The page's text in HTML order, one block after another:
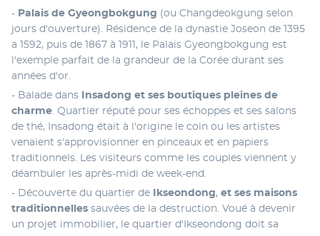
- Palais de Gyeongbokgung (ou Changdeokgung selon
jours d'ouverture). Résidence de la dynastie Joseon de 1395
a 1592, puis de 1867 à 1911, le Palais Gyeongbokgung est
l'exemple parfait de la grandeur de la Corée durant ses
années d'or.
- Balade dans
Insadong et ses boutiques pleines de
charme . Quartier réputé pour ses échoppes et ses salons
de thé, Insadong était à l'origine le coin ou les artistes
venaient s'approvisionner en pinceaux et en papiers
traditionnels. Les visiteurs comme les couples viennent y
déambuler les après-midi de week-end.
- Découverte du quartier de
Ikseondong, et ses maisons
traditionnelles sauvées de la destruction. Voué à devenir
un projet immobilier, le quartier d'Ikseondong doit sa